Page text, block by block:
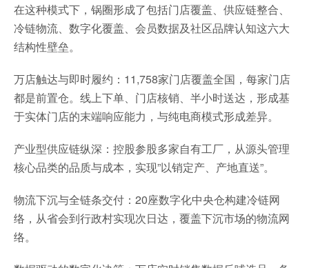
在这种模式下，锅圈形成了包括门店覆盖、供应链整合、
冷链物流、数字化覆盖、会员数据及社区品牌认知这六大
结构性壁垒。
万店触达与即时履约：11,758家门店覆盖全国，每家门店
都是前置仓。线上下单、门店核销、半小时送达，形成基
于实体门店的末端响应能力，与纯电商模式形成差异。
产业型供应链纵深：控股参股多家自有工厂，从源头管理
核心品类的品质与成本，实现”以销定产、产地直送”。
物流下沉与全链条交付：20座数字化中央仓构建冷链网
络，从省会到行政村实现次日达，覆盖下沉市场的物流网
络。